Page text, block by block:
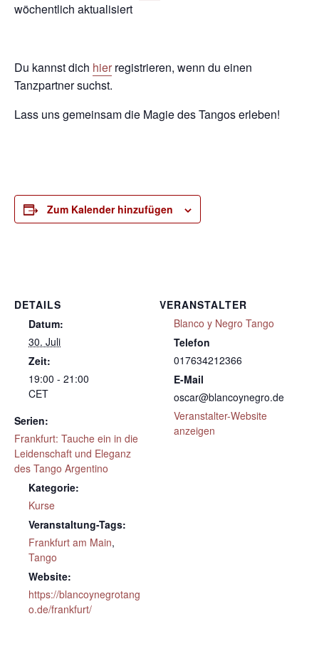
wöchentlich aktualisiert
Du kannst dich hier registrieren, wenn du einen
Tanzpartner suchst.
Lass uns gemeinsam die Magie des Tangos erleben!
Zum Kalender hinzufügen
DETAILS
Datum:
30. Juli
Zeit:
19:00 - 21:00
CET
Serien:
Frankfurt: Tauche ein in die
Leidenschaft und Eleganz
des Tango Argentino
Kategorie:
Kurse
Veranstaltung-Tags:
Frankfurt am Main,
Tango
Website:
https://blancoynegrotang
o.de/frankfurt/
VERANSTALTER
Blanco y Negro Tango
Telefon
017634212366
E-Mail
oscar@blancoynegro.de
Veranstalter-Website
anzeigen